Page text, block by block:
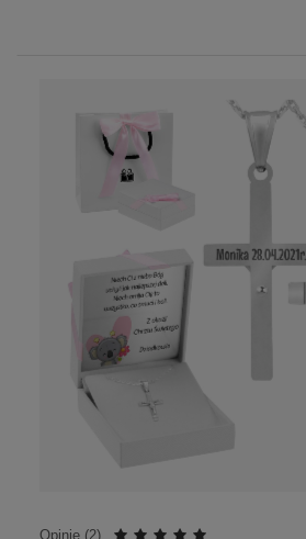
Opinie (2)